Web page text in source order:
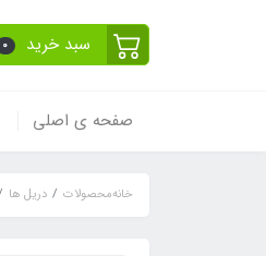
سبد خرید 0
صفحه ی اصلی
خانهمحصولات دریل ها